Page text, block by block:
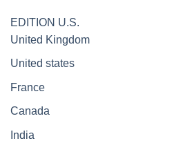
EDITION U.S.
United Kingdom
United states
France
Canada
India